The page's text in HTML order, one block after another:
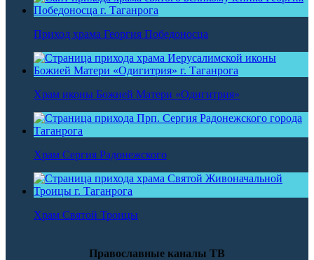
Приход храма Георгия Победоносца
Храм иконы Божией Матери «Одигитрия»
Храм Сергия Радонежского
Храм Святой Троицы
Православные каналы ТВ